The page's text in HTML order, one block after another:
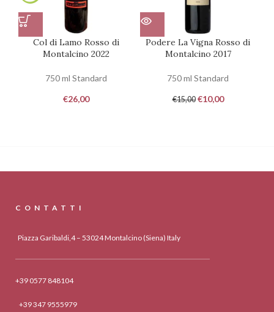
Col di Lamo Rosso di
Montalcino 2022
750 ml Standard
€26,00
Podere La Vigna Rosso di
Montalcino 2017
750 ml Standard
€15,00 €10,00
CONTATTI
Piazza Garibaldi,4 – 53024 Montalcino (Siena) Italy
+39 0577 848104
+39 347 9555979